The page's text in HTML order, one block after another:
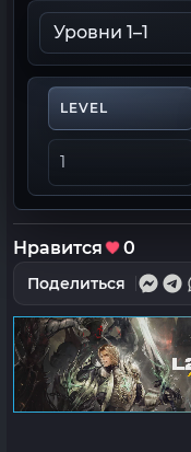
LEVEL
1
Нравится 0
Поделиться